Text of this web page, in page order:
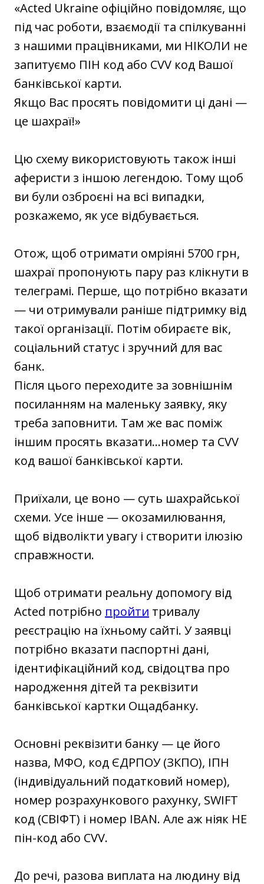
«Acted Ukraine офіційно повідомляє, що
під час роботи, взаємодії та спілкуванні
з нашими працівниками, ми НІКОЛИ не
запитуємо ПІН код або CVV код Вашої
банківської карти.
Якщо Вас просять повідомити ці дані —
це шахраї!»
Цю схему використовують також інші
аферисти з іншою легендою. Тому щоб
ви були озброєні на всі випадки,
розкажемо, як усе відбувається.
Отож, щоб отримати омріяні 5700 грн,
шахраї пропонують пару раз клікнути в
телеграмі. Перше, що потрібно вказати
— чи отримували раніше підтримку від
такої організації. Потім обираєте вік,
соціальний статус і зручний для вас
банк.
Після цього переходите за зовнішнім
посиланням на маленьку заявку, яку
треба заповнити. Там же вас поміж
іншим просять вказати…номер та CVV
код вашої банківської карти.
Приїхали, це воно — суть шахрайської
схеми. Усе інше — окозамилювання,
щоб відволікти увагу і створити ілюзію
справжности.
Щоб отримати реальну допомогу від
Acted потрібно пройти тривалу
реєстрацію на їхньому сайті. У заявці
потрібно вказати паспортні дані,
ідентифікаційний код, свідоцтва про
народження дітей та реквізити
банківської картки Ощадбанку.
Основні реквізити банку — це його
назва, МФО, код ЄДРПОУ (ЗКПО), ІПН
(індивідуальний податковий номер),
номер розрахункового рахунку, SWIFT
код (СВІФТ) і номер IBAN. Але аж ніяк НЕ
пін-код або CVV.
До речі, разова виплата на людину від